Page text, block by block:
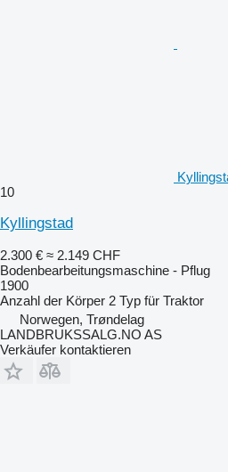
10
Kyllingstad
2.300 € ≈ 2.149 CHF
Bodenbearbeitungsmaschine - Pflug
1900
Anzahl der Körper 2 Typ für Traktor
Norwegen, Trøndelag
LANDBRUKSSALG.NO AS
Verkäufer kontaktieren